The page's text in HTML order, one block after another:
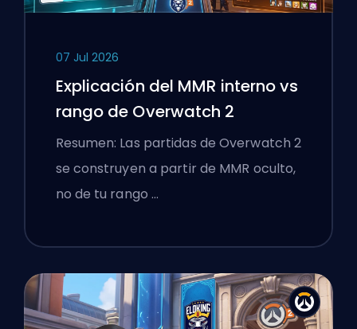
07 Jul 2026
Explicación del MMR interno vs
rango de Overwatch 2
Resumen: Las partidas de Overwatch 2
se construyen a partir de MMR oculto,
no de tu rango …